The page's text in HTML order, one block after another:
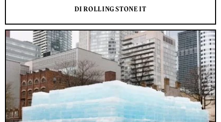
DI ROLLING STONE IT